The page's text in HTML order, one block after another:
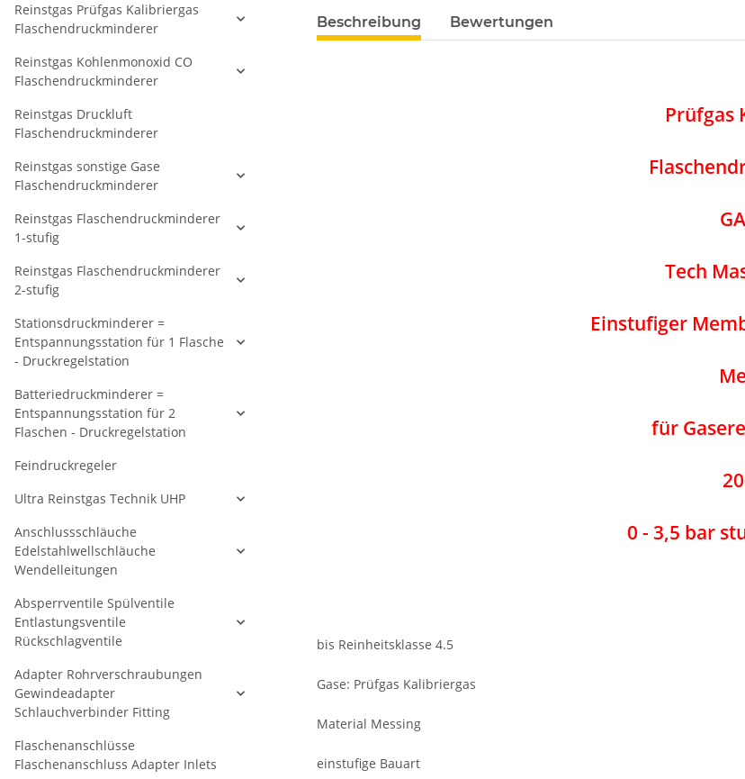
Beschreibung Bewertungen
Prüfgas
Tech
Einstufiger
für
0 - 3,5 bar
bis Reinheitsklasse 4.5
Gase: Prüfgas Kalibriergas
Material Messing
einstufige Bauart
Reinstgas Prüfgas Kalibriergas
Flaschendruckminderer
Reinstgas Kohlenmonoxid CO
Flaschendruckminderer
Reinstgas Druckluft
Flaschendruckminderer
Reinstgas sonstige Gase
Flaschendruckminderer
Reinstgas Flaschendruckminderer
1-stufig
Reinstgas Flaschendruckminderer
2-stufig
Stationsdruckminderer =
Entspannungsstation für 1 Flasche
- Druckregelstation
Batteriedruckminderer =
Entspannungsstation für 2
Flaschen - Druckregelstation
Feindruckregeler
Ultra Reinstgas Technik UHP
Anschlussschläuche
Edelstahlwellschläuche
Wendelleitungen
Absperrventile Spülventile
Entlastungsventile
Rückschlagventile
Adapter Rohrverschraubungen
Gewindeadapter
Schlauchverbinder Fitting
Flaschenanschlüsse
Flaschenanschluss Adapter Inlets